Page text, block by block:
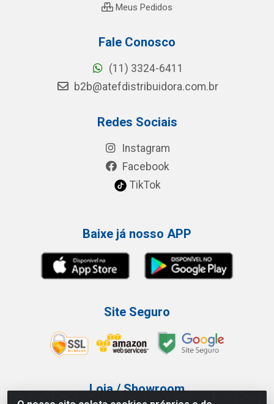
Meus Pedidos
Fale Conosco
(11) 3324-6411
b2b@atefdistribuidora.com.br
Redes Sociais
Instagram
Facebook
TikTok
Baixe já nosso APP
Site Seguro
Loja / Showroom